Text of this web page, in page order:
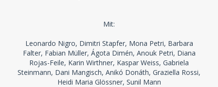
Mit:
Leonardo Nigro, Dimitri Stapfer, Mona Petri, Barbara
Falter, Fabian Müller, Ágota Dimén, Anouk Petri, Diana
Rojas-Feile, Karin Wirthner, Kaspar Weiss, Gabriela
Steinmann, Dani Mangisch, Anikó Donáth, Graziella Rossi,
Heidi Maria Glössner, Sunil Mann